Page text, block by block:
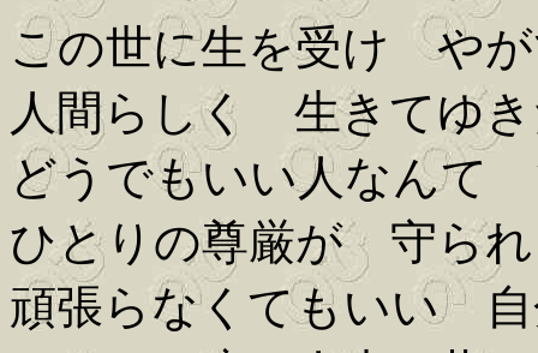
この世に生を受け や
人間らしく 生きてゆ
どうでもいい人なんて
ひとりの尊厳が 守ら
頑張らなくてもいい